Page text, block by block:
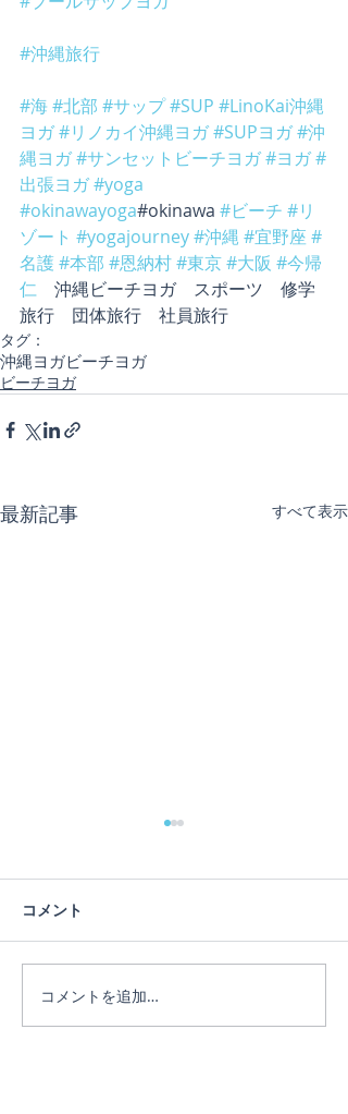
#沖縄旅行
#海#北部 #サップ#SUP #LinoKai沖縄
ヨガ#リノカイ沖縄ヨガ#SUPヨガ#沖
縄ヨガ#サンセットビーチヨガ#ヨガ#
出張ヨガ#yoga
#okinawayoga#okinawa #ビーチ #リ
ゾート #yogajourney#沖縄 #宜野座 #
名護#本部 #恩納村#東京#大阪 #今帰
仁 沖縄ビーチヨガ　スポーツ　修学
旅行　団体旅行　社員旅行
タグ：
沖縄ヨガビーチヨガ
ビーチヨガ
最新記事 すべて表示
蓮の花
コメント
コメントを追加…